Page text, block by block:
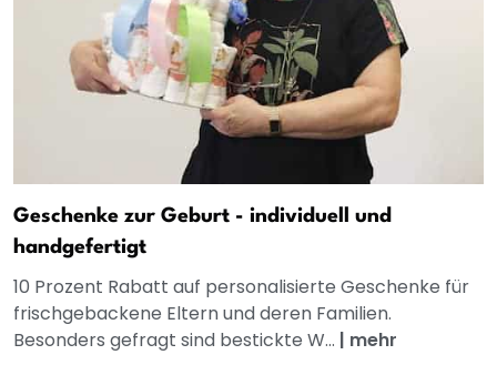
Geschenke zur Geburt - individuell und
handgefertigt
10 Prozent Rabatt auf personalisierte Geschenke für
frischgebackene Eltern und deren Familien.
Besonders gefragt sind bestickte W... | mehr